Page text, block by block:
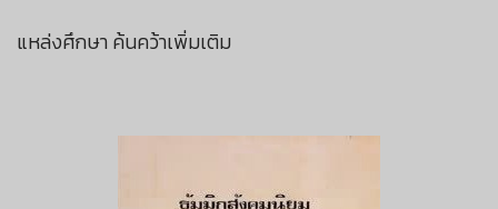
แหล่งศึกษา ค้นคว้าเพิ่มเติม